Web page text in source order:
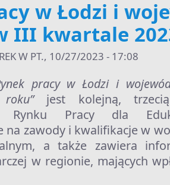
w Łodzi i
III kwartale
W PT., 10/27/2023 - 17:08
pracy w Łodzi i
jest kolejną,
Rynku Pracy dla
na zawody i kwalifikacje w
a także zawiera
w regionie, mających